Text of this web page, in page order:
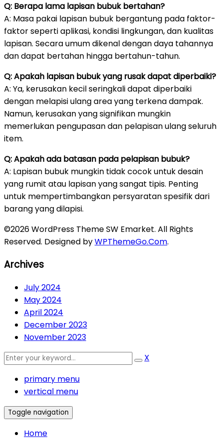
Q: Berapa lama lapisan bubuk bertahan?
A: Masa pakai lapisan bubuk bergantung pada faktor-
faktor seperti aplikasi, kondisi lingkungan, dan kualitas
lapisan. Secara umum dikenal dengan daya tahannya
dan dapat bertahan hingga bertahun-tahun.
Q: Apakah lapisan bubuk yang rusak dapat diperbaiki?
A: Ya, kerusakan kecil seringkali dapat diperbaiki
dengan melapisi ulang area yang terkena dampak.
Namun, kerusakan yang signifikan mungkin
memerlukan pengupasan dan pelapisan ulang seluruh
item.
Q: Apakah ada batasan pada pelapisan bubuk?
A: Lapisan bubuk mungkin tidak cocok untuk desain
yang rumit atau lapisan yang sangat tipis. Penting
untuk mempertimbangkan persyaratan spesifik dari
barang yang dilapisi.
©2026 WordPress Theme SW Emarket. All Rights
Reserved. Designed byWPThemeGo.Com.
Archives
July 2024
May 2024
April 2024
December 2023
November 2023
X
primary menu
vertical menu
Toggle navigation
Home